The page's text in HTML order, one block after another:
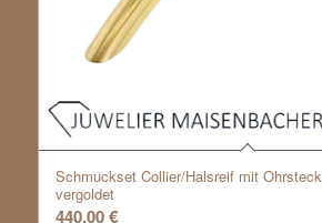
Schmuckset Collier/Halsreif mit
vergoldet
440,00€